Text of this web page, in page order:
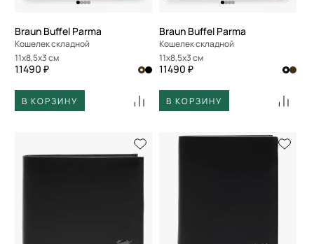
Braun Buffel Parma
Кошелек складной
11x8,5x3 см
11490 ₽
В КОРЗИНУ
Braun Buffel Parma
Кошелек складной
11x8,5x3 см
11490 ₽
В КОРЗИНУ